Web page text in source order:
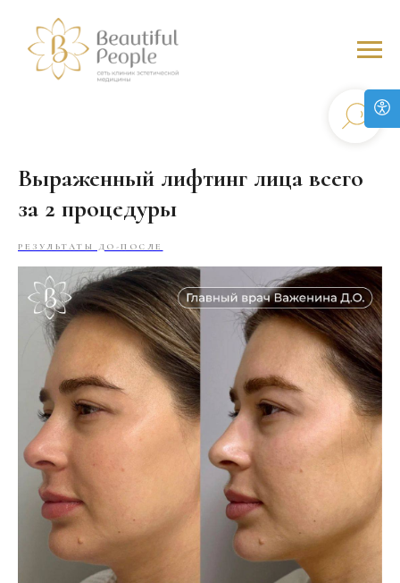
Выраженный лифтинг лица всего
за 2 процедуры
РЕЗУЛЬТАТЫ ДО-ПОСЛЕ